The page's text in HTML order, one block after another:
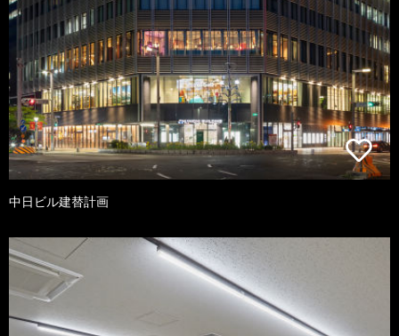
中日ビル建替計画